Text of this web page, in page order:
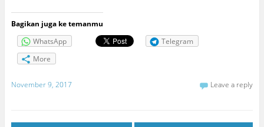
Bagikan juga ke temanmu
WhatsApp
Telegram
More
November 9, 2017 Leave a reply